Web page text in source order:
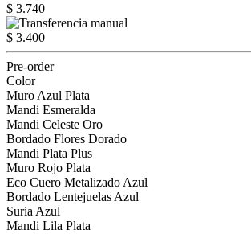
$ 3.740
$ 3.400
Pre-order
Color
Muro Azul Plata
Mandi Esmeralda
Mandi Celeste Oro
Bordado Flores Dorado
Mandi Plata Plus
Muro Rojo Plata
Eco Cuero Metalizado Azul
Bordado Lentejuelas Azul
Suria Azul
Mandi Lila Plata